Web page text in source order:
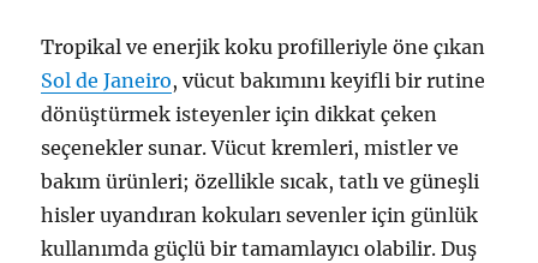
Tropikal ve enerjik koku profilleriyle öne çıkan
Sol de Janeiro, vücut bakımını keyifli bir rutine
dönüştürmek isteyenler için dikkat çeken
seçenekler sunar. Vücut kremleri, mistler ve
bakım ürünleri; özellikle sıcak, tatlı ve güneşli
hisler uyandıran kokuları sevenler için günlük
kullanımda güçlü bir tamamlayıcı olabilir. Duş